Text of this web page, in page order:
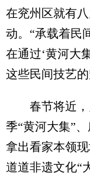
在兖州区就有
动。“承载着民
在通过‘黄河大
这些民间技艺的
春节将近，
季“黄河大集”
拿出看家本领
道道非遗文化“